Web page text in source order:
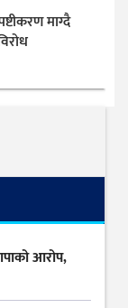
माग्दै
आरोप,